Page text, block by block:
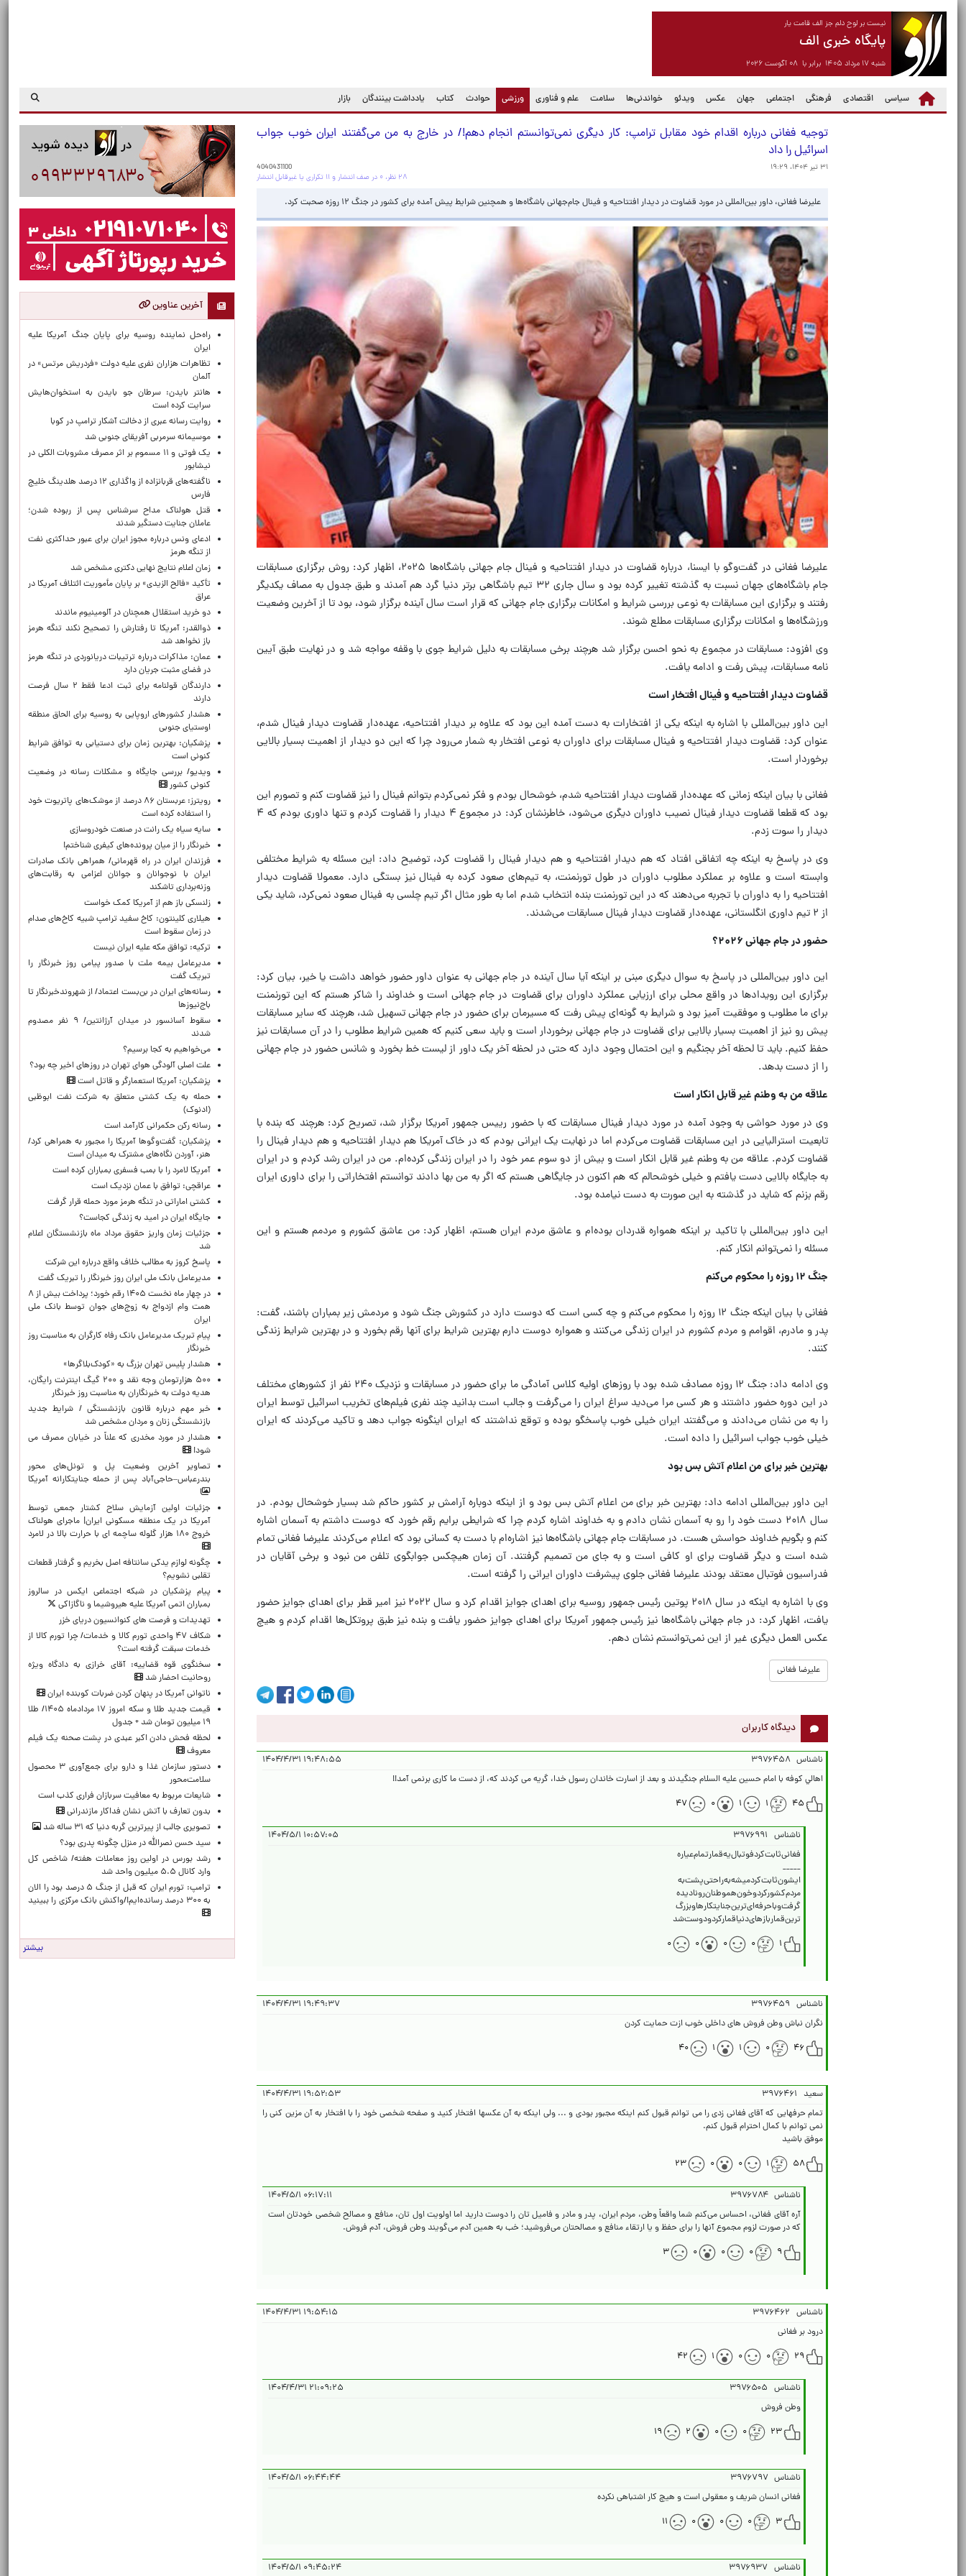
نیست بر لوح دلم جز الف قامت یار
پایگاه خبری الف
شنبه ۱۷ مرداد ۱۴۰۵ برابر با ۰۸ آگوست ۲۰۲۶
سیاسی اقتصادی فرهنگی اجتماعی جهان عکس ویدئو خواندنی‌ها سلامت علم و فناوری ورزشی
(current) حوادث کتاب یادداشت بینندگان بازار
توجیه فغانی درباره اقدام خود مقابل ترامپ: کار دیگری نمی‌توانستم انجام دهم!/ در خارج به من می‌گفتند ایران خوب جواب
اسرائیل را داد
۳۱ تیر ۱۴۰۴، ۱۹:۲۹
4040431100
۲۸ نظر، ۰ در صف انتشار و ۱۱ تکراری یا غیرقابل انتشار
علیرضا فغانی، داور بین‌المللی در مورد قضاوت در دیدار افتتاحیه و فینال جام‌جهانی باشگاه‌ها و همچنین شرایط پیش آمده برای کشور در جنگ ۱۲ روزه صحبت کرد.
علیرضا فغانی در گفت‌وگو با ایسنا، درباره قضاوت در دیدار افتتاحیه و فینال جام جهانی باشگاه‌ها ۲۰۲۵، اظهار کرد: روش برگزاری مسابقات
جام باشگاه‌های جهان نسبت به گذشته تغییر کرده بود و سال جاری ۳۲ تیم باشگاهی برتر دنیا گرد هم آمدند و طبق جدول به مصاف یکدیگر
رفتند و برگزاری این مسابقات به نوعی بررسی شرایط و امکانات برگزاری جام جهانی که قرار است سال آینده برگزار شود، بود تا از آخرین وضعیت
ورزشگاه‌ها و امکانات برگزاری مسابقات مطلع شوند.
وی افزود: مسابقات در مجموع به نحو احسن برگزار شد هرچند برخی مسابقات به دلیل شرایط جوی با وقفه مواجه شد و در نهایت طبق آیین
نامه مسابقات، پیش رفت و ادامه یافت.
قضاوت دیدار افتتاحیه و فینال افتخار است
این داور بین‌المللی با اشاره به اینکه یکی از افتخارات به دست آمده این بود که علاوه بر دیدار افتتاحیه، عهده‌دار قضاوت دیدار فینال شدم،
عنوان کرد: قضاوت دیدار افتتاحیه و فینال مسابقات برای داوران به نوعی افتخار به شمار می‌رود چرا که این دو دیدار از اهمیت بسیار بالایی
برخوردار است.
فغانی با بیان اینکه زمانی که عهده‌دار قضاوت دیدار افتتاحیه شدم، خوشحال بودم و فکر نمی‌کردم بتوانم فینال را نیز قضاوت کنم و تصورم این
بود که قطعا قضاوت دیدار فینال نصیب داوران دیگری می‌شود، خاطرنشان کرد: در مجموع ۴ دیدار را قضاوت کردم و تنها داوری بودم که ۴
دیدار را سوت زدم.
وی در پاسخ به اینکه چه اتفاقی افتاد که هم دیدار افتتاحیه و هم دیدار فینال را قضاوت کرد، توضیح داد: این مسئله به شرایط مختلفی
وابسته است و علاوه بر عملکرد مطلوب داوران در طول تورنمنت، به تیم‌های صعود کرده به فینال نیز بستگی دارد. معمولا قضاوت دیدار
افتتاحیه را به داوران با تجربه می‌دهند که در این تورنمنت بنده انتخاب شدم اما به طور مثال اگر تیم چلسی به فینال صعود نمی‌کرد، شاید یکی
از ۲ تیم داوری انگلستانی، عهده‌دار قضاوت دیدار فینال مسابقات می‌شدند.
حضور در جام جهانی ۲۰۲۶؟
این داور بین‌المللی در پاسخ به سوال دیگری مبنی بر اینکه آیا سال آینده در جام جهانی به عنوان داور حضور خواهد داشت یا خیر، بیان کرد:
برگزاری این رویدادها در واقع محلی برای ارزیابی عملکرد داوران برای قضاوت در جام جهانی است و خداوند را شاکر هستم که این تورنمنت
برای ما مطلوب و موفقیت آمیز بود و شرایط به گونه‌ای پیش رفت که مسیرمان برای حضور در جام جهانی تسهیل شد، هرچند که سایر مسابقات
پیش رو نیز از اهمیت بسیار بالایی برای قضاوت در جام جهانی برخوردار است و باید سعی کنیم که همین شرایط مطلوب را در آن مسابقات نیز
حفظ کنیم. باید تا لحظه آخر بجنگیم و این احتمال وجود دارد که حتی در لحظه آخر یک داور از لیست خط بخورد و شانس حضور در جام جهانی
را از دست بدهد.
علاقه من به وطنم غیر قابل انکار است
وی در مورد حواشی به وجود آمده در مورد دیدار فینال مسابقات که با حضور رییس جمهور آمریکا برگزار شد، تصریح کرد: هرچند که بنده با
تابعیت استرالیایی در این مسابقات قضاوت می‌کردم اما در نهایت یک ایرانی بودم که در خاک آمریکا هم دیدار افتتاحیه و هم دیدار فینال را
قضاوت کردم. علاقه من به وطنم غیر قابل انکار است و بیش از دو سوم عمر خود را در ایران زندگی کرده‌ام. من در ایران رشد کردم و در ایران
به جایگاه بالایی دست یافتم و خیلی خوشحالم که هم اکنون در جایگاهی هستم که اگر به من بها دادند توانستم افتخاراتی را برای داوری ایران
رقم بزنم که شاید در گذشته به این صورت به دست نیامده بود.
این داور بین‌المللی با تاکید بر اینکه همواره قدردان بوده‌ام و عاشق مردم ایران هستم، اظهار کرد: من عاشق کشورم و مردمم هستم و این
مسئله را نمی‌توانم انکار کنم.
جنگ ۱۲ روزه را محکوم می‌کنم
فغانی با بیان اینکه جنگ ۱۲ روزه را محکوم می‌کنم و چه کسی است که دوست دارد در کشورش جنگ شود و مردمش زیر بمباران باشند، گفت:
پدر و مادرم، اقوامم و مردم کشورم در ایران زندگی می‌کنند و همواره دوست دارم بهترین شرایط برای آنها رقم بخورد و در بهترین شرایط زندگی
کنند.
وی ادامه داد: جنگ ۱۲ روزه مصادف شده بود با روزهای اولیه کلاس آمادگی ما برای حضور در مسابقات و نزدیک ۲۴۰ نفر از کشورهای مختلف
در این دوره حضور داشتند و هر کسی مرا می‌دید سراغ ایران را می‌گرفت و جالب است بدانید چند نفری فیلم‌های تخریب اسرائیل توسط ایران
را به من نشان می‌دادند و می‌گفتند ایران خیلی خوب پاسخگو بوده و توقع نداشتند که ایران اینگونه جواب دهد و تاکید می‌کردند که ایران
خیلی خوب جواب اسرائیل را داده است.
بهترین خبر برای من اعلام آتش بس بود
این داور بین‌المللی ادامه داد: بهترین خبر برای من اعلام آتش بس بود و از اینکه دوباره آرامش بر کشور حاکم شد بسیار خوشحال بودم. در
سال ۲۰۱۸ دست خود را رو به آسمان نشان دادم و به خداوند اشاره کردم چرا که شرایطی برایم رقم خورد که دوست داشتم به آسمان اشاره
کنم و بگویم خداوند حواسش هست. در مسابقات جام جهانی باشگاه‌ها نیز اشاره‌ام با دست به کسانی بود که اعلام می‌کردند علیرضا فغانی تمام
شده است و دیگر قضاوت برای او کافی است و به جای من تصمیم گرفتند. آن زمان هیچکس جوابگوی تلفن من نبود و برخی آقایان در
فدراسیون فوتبال معتقد بودند علیرضا فغانی جلوی پیشرفت داوران ایرانی را گرفته است.
وی با اشاره به اینکه در سال ۲۰۱۸ پوتین رئیس جمهور روسیه برای اهدای جوایز اقدام کرد و سال ۲۰۲۲ نیز امیر قطر برای اهدای جوایز حضور
یافت، اظهار کرد: در جام جهانی باشگاه‌ها نیز رئیس جمهور آمریکا برای اهدای جوایز حضور یافت و بنده نیز طبق پروتکل‌ها اقدام کردم و هیچ
عکس العمل دیگری غیر از این نمی‌توانستم نشان دهم.
علیرضا فغانی
دیدگاه کاربران
ناشناس ۳۹۷۶۴۵۸
۱۹:۴۸:۵۵ ۱۴۰۴/۴/۳۱
اهالي کوفه با امام حسین علیه السلام جنگیدند و بعد از اسارت خاندان رسول خدا، گريه می کردند که، از دست ما کاری برنمی آمد!!
۴۵
۱ ۱ ۰ ۴۷
ناشناس ۳۹۷۶۹۹۱
۱۰:۵۷:۰۵ ۱۴۰۴/۵/۱
ترین‌قماربازهای‌دنیاقمارکردودوست‌شد
۱
۰ ۰ ۰ ۰
ناشناس ۳۹۷۶۴۵۹
۱۹:۴۹:۳۷ ۱۴۰۴/۴/۳۱
نگران نباش وطن فروش های داخلی خوب ازت حمایت کردن
۴۶
۰ ۱ ۱ ۴۰
سعید ۳۹۷۶۴۶۱
۱۹:۵۲:۵۳ ۱۴۰۴/۴/۳۱
تمام حرفهایی که آقای فغانی زدی را می توانم قبول کنم اینکه مجبور بودی و ... ولی اینکه به آن عکسها افتخار کنید و صفحه شخصی خود را با افتخار به آن مزین کنی را
موفق باشید
۵۸
۱ ۰ ۰ ۲۳
ناشناس ۳۹۷۶۷۸۴
۰۶:۱۷:۱۱ ۱۴۰۴/۵/۱
آره آقای فغانی، احساس می‌کنم شما واقعاً وطن، مردم ایران، پدر و مادر و فامیل تان را دوست دارید اما اولویت اول تان، منافع و مصالح شخصی خودتان است
که در صورت لزوم مجموع آنها را برای حفظ و یا ارتقاء منافع و مصالحتان می‌فروشید؛ خب به همین آدم می‌گویند وطن فروش، آدم فروش.
۹
۰ ۰ ۰ ۳
ناشناس ۳۹۷۶۴۶۲
۱۹:۵۴:۱۵ ۱۴۰۴/۴/۳۱
درود بر فغانی
۲۹
۰ ۰ ۱ ۴۲
ناشناس ۳۹۷۶۵۰۵
۲۱:۰۹:۲۵ ۱۴۰۴/۴/۳۱
وطن فروش
۲۳
۰ ۰ ۲ ۱۹
ناشناس ۳۹۷۶۷۹۷
۰۶:۴۴:۴۴ ۱۴۰۴/۵/۱
فغانی انسان شریف و معقولی است و هیچ کار اشتباهی نکرده
۳
۰ ۰ ۰ ۱۱
ناشناس ۳۹۷۶۹۳۷ ۰۹:۴۵:۲۴ ۱۴۰۴/۵/۱
آخرین عناوین
راه‌حل نماینده روسیه برای پایان جنگ آمریکا علیه
ایران
تظاهرات هزاران نفری علیه دولت «فردریش مرتس» در
آلمان
هانتر بایدن: سرطان جو بایدن به استخوان‌هایش
سرایت کرده است
روایت رسانه عبری از دخالت آشکار ترامپ در کوبا
موسیمانه سرمربی آفریقای جنوبی شد
یک فوتی و ۱۱ مسموم بر اثر مصرف مشروبات الکلی در
نیشابور
ناگفته‌های قربانزاده از واگذاری ۱۲ درصد هلدینگ خلیج
فارس
قتل هولناک مداح سرشناس پس از ربوده شدن؛
عاملان جنایت دستگیر شدند
ادعای ونس درباره مجوز ایران برای عبور حداکثری نفت
از تنگه هرمز
زمان اعلام نتایج نهایی دکتری مشخص شد
تأکید «فالح الزیدی» بر پایان مأموریت ائتلاف آمریکا در
عراق
دو خرید استقلال همچنان در آلومینیوم ماندند
ذوالقدر: آمریکا تا رفتارش را تصحیح نکند تنگه هرمز
باز نخواهد شد
عمان: مذاکرات درباره ترتیبات دریانوردی در تنگه هرمز
در فضای مثبت جریان دارد
دارندگان قولنامه برای ثبت ادعا فقط ۲ سال فرصت
دارند
هشدار کشورهای اروپایی به روسیه برای الحاق منطقه
اوستیای جنوبی
پزشکیان‌: بهترین زمان برای دستیابی به توافق شرایط
کنونی است
ویدیو/ بررسی جایگاه و مشکلات رسانه در وضعیت
کنونی کشور
رویترز: عربستان ۸۶ درصد از موشک‌های پاتریوت خود
را استفاده کرده است
سایه سیاه یک رانت در صنعت خودروسازی
خبرنگار را از میان پرونده‌های کیفری شناختم!
​فرزندان ایران در راه قهرمانی/ همراهی بانک صادرات
ایران با نوجوانان و جوانان اعزامی به رقابت‌های
وزنه‌برداری تاشکند
زلنسکی باز هم از آمریکا کمک خواست
هیلاری کلینتون: کاخ سفید ترامپ شبیه کاخ‌های صدام
در زمان سقوط است
ترکیه: توافق مکه علیه ایران نیست
مدیرعامل بیمه ملت با صدور پیامی روز خبرنگار را
تبریک گفت
رسانه‌های ایران در بن‌بست اعتماد/ از شهروندخبرنگار تا
باج‌نیوزها
سقوط آسانسور در میدان آرژانتین/ ۹ نفر مصدوم
شدند
می‌خواهیم به کجا برسیم؟
علت اصلی آلودگی هوای تهران در روزهای اخیر چه بود؟
پزشکیان: آمریکا استعمارگر و قاتل است
حمله به یک کشتی متعلق به شرکت نفت ابوظبی
(ادنوک)
رسانه رکن حکمرانی کارآمد است
پزشکیان: گفت‌وگوها آمریکا را مجبور به همراهی کرد/
هنر، آوردن نگاه‌های مشترک به میدان است
آمریکا لامرد را با بمب فسفری بمباران کرده است
عراقچی: توافق با عمان نزدیک است
کشتی اماراتی در تنگه هرمز مورد حمله قرار گرفت
جایگاه ایران در امید به زندگی کجاست؟
جزئیات زمان واریز حقوق مرداد ماه بازنشستگان اعلام
شد
پاسخ کروز به مطالب خلاف واقع درباره این شرکت
مدیرعامل بانک ملی ایران روز خبرنگار را تبریک گفت
در چهار ماه نخست ۱۴۰۵ رقم خورد؛ پرداخت بیش از ۸
همت وام ازدواج به زوج‌های جوان توسط بانک ملی
ایران
پیام تبریک مدیرعامل بانک رفاه کارگران به مناسبت روز
خبرنگار
هشدار پلیس تهران بزرگ به «کودک‌بلاگرها»
۵۰۰ هزارتومان وجه نقد و ۲۰۰ گیگ اینترنت رایگان،
هدیه دولت به خبرنگاران به مناسبت روز خبرنگار
خبر مهم درباره قانون بازنشستگی / شرایط جدید
بازنشستگی زنان و مردان مشخص شد
هشدار در مورد مخدری که علناً در خیابان مصرف می
شود!
تصاویر آخرین وضعیت پل و تونل‌های محور
بندرعباس–حاجی‌آباد پس از حمله جنایتکارانه آمریکا
جزئیات اولین آزمایش سلاح کشتار جمعی توسط
آمریکا در یک منطقه مسکونی ایران| ماجرای هولناک
خروج ۱۸۰ هزار گلوله ساچمه ای با حرارت بالا در لامرد
چگونه لوازم یدکی سانتافه اصل بخریم و گرفتار قطعات
تقلبی نشویم؟
پیام پزشکیان در شبکه اجتماعی ایکس در سالروز
بمباران اتمی آمریکا علیه هیروشیما و ناگازاکی
تهدیدات و فرصت های کنوانسیون دریای خزر
شکاف ۴۷ واحدی تورم کالا و خدمات/ چرا تورم کالا از
خدمات سبقت گرفته است؟
سخنگوی قوه قضاییه: آقای خرازی به دادگاه ویژه
روحانیت احضار شد
ناتوانی آمریکا در پنهان کردن ضربات کوبنده ایران
قیمت جدید طلا و سکه امروز ۱۷ مردادماه ۱۴۰۵/ طلا
۱۹ میلیون تومان شد + جدول
لحظه‌ فحش دادن اکبر عبدی در پشت صحنه یک فیلم
معروف
دستور سازمان غذا و دارو برای جمع‌آوری ۳ محصول
سلامت‌محور
شایعات مربوط به معافیت سربازان فراری کذب است
بدون تعارف با آتش نشان فداکار مازندرانی
تصویری جالب از پیرترین گربه دنیا که ۳۱ ساله شد
سید حسن نصرالله در منزل چگونه پدری بود؟
رشد بورس در اولین روز معاملات هفته/ شاخص کل
وارد کانال ۵.۵ میلیون واحد شد
ترامپ: تورم ایران که قبل از جنگ ۵ درصد بود را الان
به ۳۰۰ درصد رسانده‌ایم!/واکنش بانک مرکزی را ببینید
بیشتر